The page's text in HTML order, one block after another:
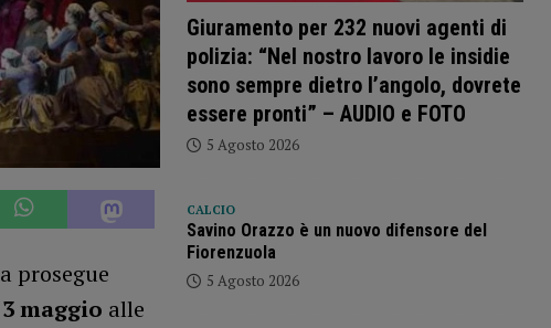
prosegue
maggio alle
Giuramento per 232 nuovi agenti di
polizia: “Nel nostro lavoro le insidie
sono sempre dietro l’angolo, dovrete
essere pronti” – AUDIO e FOTO
5 Agosto 2026
CALCIO
Savino Orazzo è un nuovo difensore del
Fiorenzuola
5 Agosto 2026